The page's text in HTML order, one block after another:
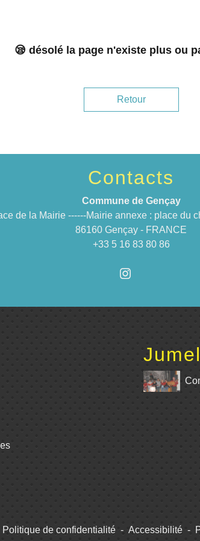
😪 désolé la page n'existe plus ou
Retour
Contacts
Commune de Gençay
de la Mairie ------Mairie annexe : place du
86160 Gençay - FRANCE
+33 5 16 83 80 86
Politique de confidentialité - Accessibilité -